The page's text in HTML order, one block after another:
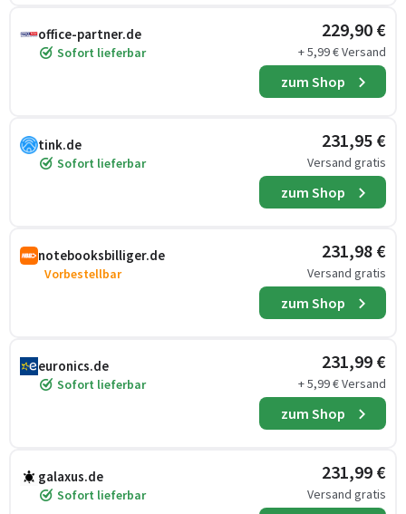
office-partner.de
Sofort lieferbar
229,90 €
+ 5,99 € Versand
zum Shop
tink.de
Sofort lieferbar
231,95 €
Versand gratis
zum Shop
notebooksbilliger.de
Vorbestellbar
231,98 €
Versand gratis
zum Shop
euronics.de
Sofort lieferbar
231,99 €
+ 5,99 € Versand
zum Shop
galaxus.de
Sofort lieferbar
231,99 €
Versand gratis